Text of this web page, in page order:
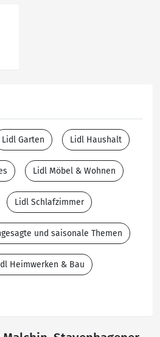
Lidl Garten Lidl Haushalt
Lidl Möbel & Wohnen
Lidl Schlafzimmer
und saisonale Themen
Heimwerken & Bau